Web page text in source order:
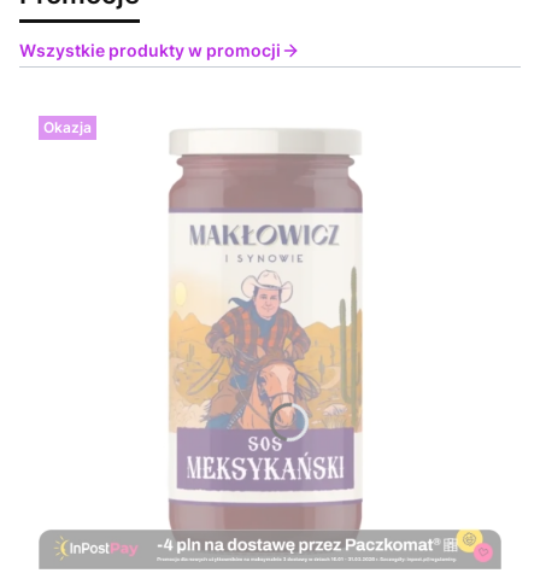
Wszystkie produkty w promocji
Okazja